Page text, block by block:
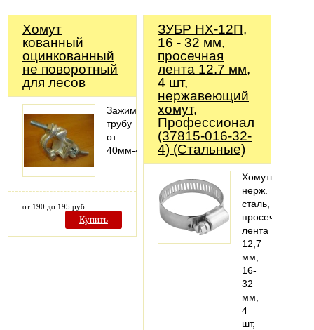
Хомут
кованный
оцинкованный
не поворотный
для лесов
Зажимает
трубу
от
40мм-48мм.
от 190 до 195 руб
Купить
ЗУБР НХ-12П,
16 - 32 мм,
просечная
лента 12.7 мм,
4 шт,
нержавеющий
хомут,
Профессионал
(37815-016-32-
4) (Стальные)
Хомуты,
нерж.
сталь,
просечная
лента
12,7
мм,
16-
32
мм,
4
шт,